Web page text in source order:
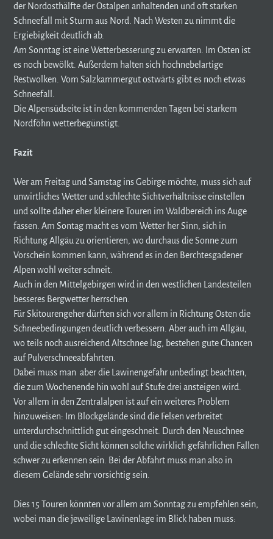
der Nordosthälfte der Ostalpen anhaltenden und oft starken
Schneefall mit Sturm aus Nord. Nach Westen zu nimmt die
Ergiebigkeit deutlich ab.
Am Sonntag ist eine Wetterbesserung zu erwarten. Im Osten ist
es noch bewölkt. Außerdem halten sich hochnebelartige
Restwolken. Vom Salzkammergut ostwärts gibt es noch etwas
Schneefall.
Die Alpensüdseite ist in den kommenden Tagen bei starkem
Nordföhn wetterbegünstigt.
Fazit
Wer am Freitag und Samstag ins Gebirge möchte, muss sich auf
unwirtliches Wetter und schlechte Sichtverhältnisse einstellen
und sollte daher eher kleinere Touren im Waldbereich ins Auge
fassen. Am Sontag macht es vom Wetter her Sinn, sich in
Richtung Allgäu zu orientieren, wo durchaus die Sonne zum
Vorschein kommen kann, während es in den Berchtesgadener
Alpen wohl weiter schneit.
Auch in den Mittelgebirgen wird in den westlichen Landesteilen
besseres Bergwetter herrschen.
Für Skitourengeher dürften sich vor allem in Richtung Osten die
Schneebedingungen deutlich verbessern. Aber auch im Allgäu,
wo teils noch ausreichend Altschnee lag, bestehen gute Chancen
auf Pulverschneeabfahrten.
Dabei muss man aber die Lawinengefahr unbedingt beachten,
die zum Wochenende hin wohl auf Stufe drei ansteigen wird.
Vor allem in den Zentralalpen ist auf ein weiteres Problem
hinzuweisen: Im Blockgelände sind die Felsen verbreitet
unterdurchschnittlich gut eingeschneit. Durch den Neuschnee
und die schlechte Sicht können solche wirklich gefährlichen Fallen
schwer zu erkennen sein. Bei der Abfahrt muss man also in
diesem Gelände sehr vorsichtig sein.
Dies 15 Touren könnten vor allem am Sonntag zu empfehlen sein,
wobei man die jeweilige Lawinenlage im Blick haben muss: